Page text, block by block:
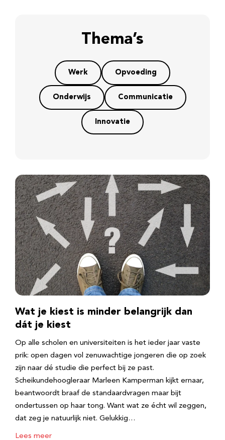
Thema’s
Werk Opvoeding
Onderwijs Communicatie
Innovatie
Wat je kiest is minder belangrijk dan
dát je kiest
Op alle scholen en universiteiten is het ieder jaar vaste
prik: open dagen vol zenuwachtige jongeren die op zoek
zijn naar dé studie die perfect bij ze past.
Scheikundehoogleraar Marleen Kamperman kijkt ernaar,
beantwoordt braaf de standaardvragen maar bijt
ondertussen op haar tong. Want wat ze écht wil zeggen,
dat zeg je natuurlijk niet. Gelukkig…
Lees meer